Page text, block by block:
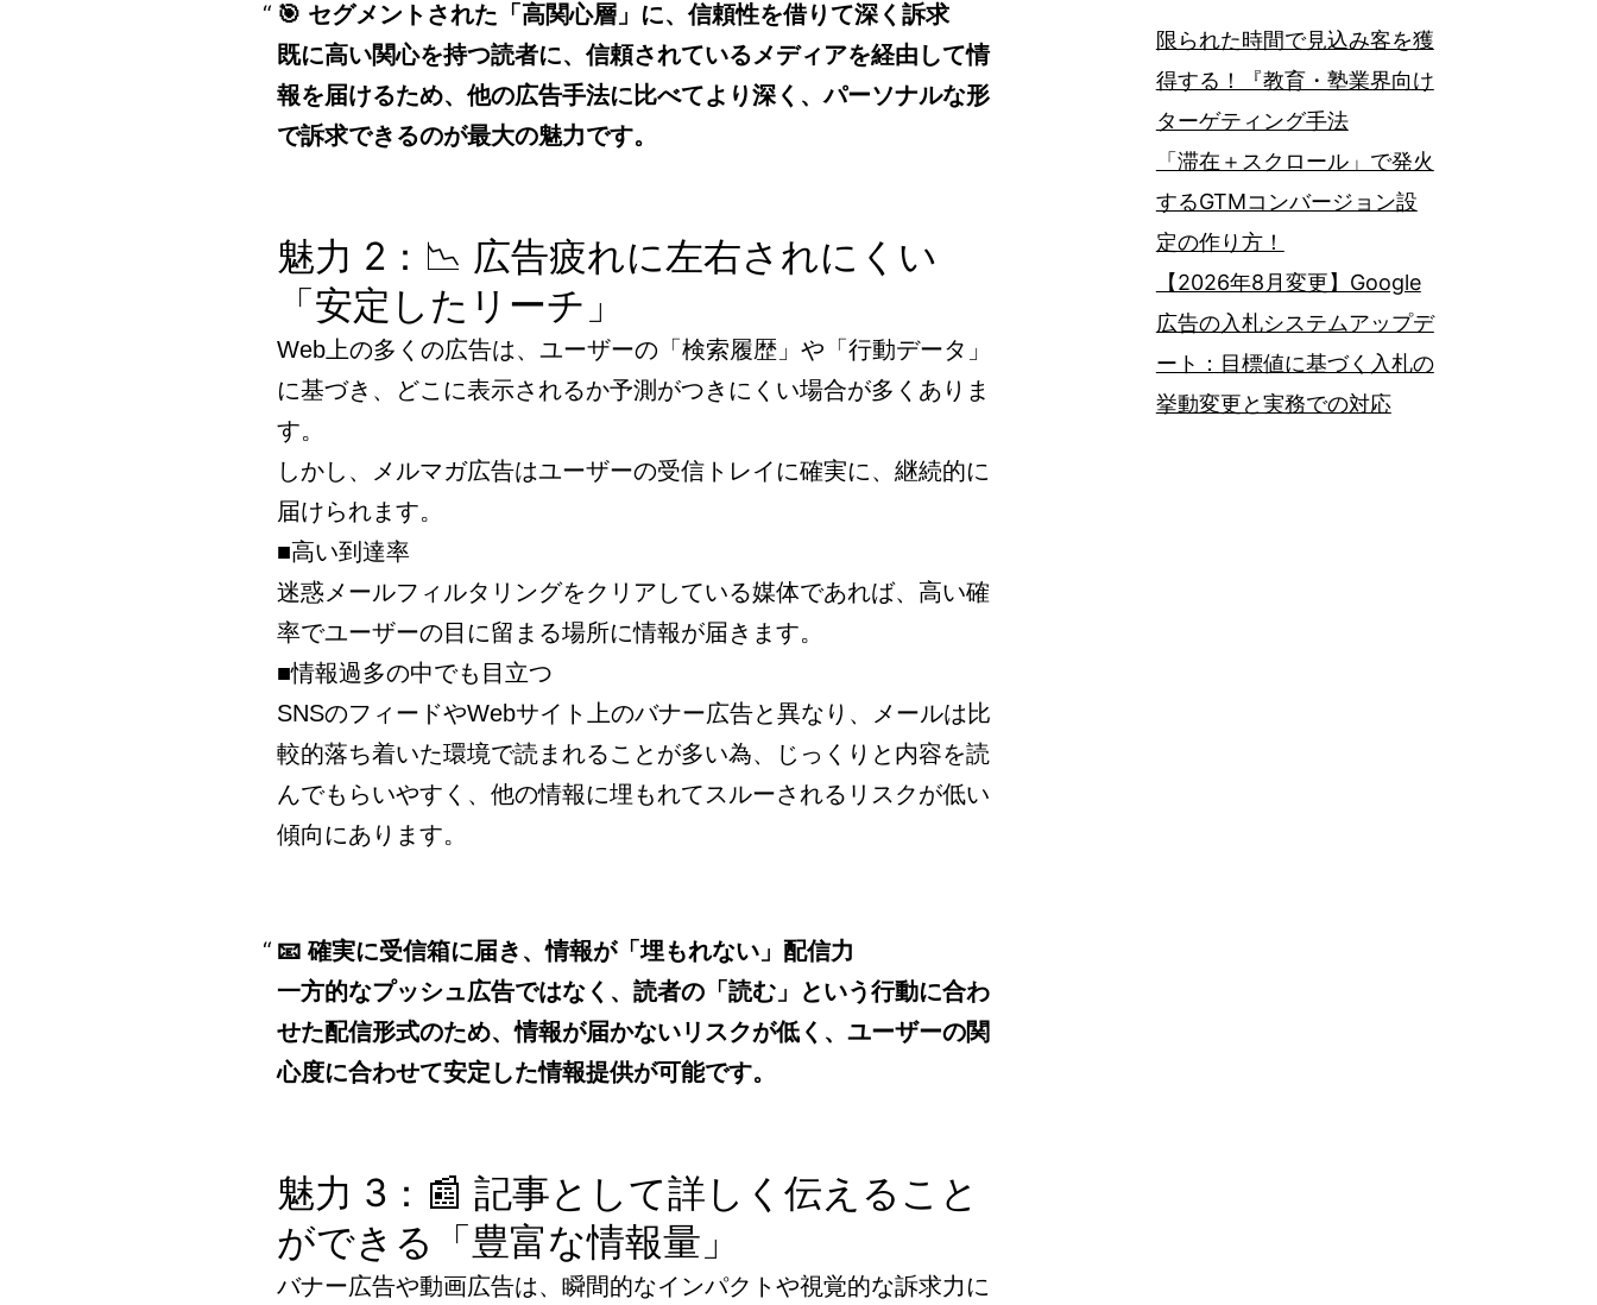
🎯 セグメントされた「高関心層」に、信頼性を借りて深く訴求
既に高い関心を持つ読者に、信頼されているメディアを経由して情
報を届けるため、他の広告手法に比べてより深く、パーソナルな形
で訴求できるのが最大の魅力です。
魅力 2：📉 広告疲れに左右されにくい
「安定したリーチ」
Web上の多くの広告は、ユーザーの「検索履歴」や「行動データ」
に基づき、どこに表示されるか予測がつきにくい場合が多くありま
す。
しかし、メルマガ広告はユーザーの受信トレイに確実に、継続的に
届けられます。
■高い到達率
迷惑メールフィルタリングをクリアしている媒体であれば、高い確
率でユーザーの目に留まる場所に情報が届きます。
■情報過多の中でも目立つ
SNSのフィードやWebサイト上のバナー広告と異なり、メールは比
較的落ち着いた環境で読まれることが多い為、じっくりと内容を読
んでもらいやすく、他の情報に埋もれてスルーされるリスクが低い
傾向にあります。
📧 確実に受信箱に届き、情報が「埋もれない」配信力
一方的なプッシュ広告ではなく、読者の「読む」という行動に合わ
せた配信形式のため、情報が届かないリスクが低く、ユーザーの関
心度に合わせて安定した情報提供が可能です。
魅力 3：📰 記事として詳しく伝えること
ができる「豊富な情報量」
バナー広告や動画広告は、瞬間的なインパクトや視覚的な訴求力に
限られた時間で見込み客を獲
得する！『教育・塾業界向け
ターゲティング手法
「滞在＋スクロール」で発火
するGTMコンバージョン設
定の作り方！
【2026年8月変更】Google
広告の入札システムアップデ
ート：目標値に基づく入札の
挙動変更と実務での対応